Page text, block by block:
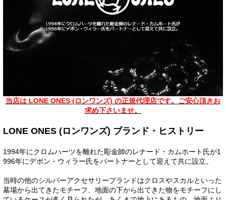
当店は LONE ONES (ロンワンズ) の正規代理店です。ご安心頂きお
求め下さいませ。
LONE ONES (ロンワンズ) ブランド・ヒストリー
1994年にクロムハーツを離れた彫金師のレナード・カムホート氏が1
996年にデボン・ウィラー氏をパートナーとして迎えて共に設立。
当時の他のシルバーアクセサリーブランドはクロスやスカルといった
墓場から出てきたモチーフ、地面の下から出てきた物をモチーフにし